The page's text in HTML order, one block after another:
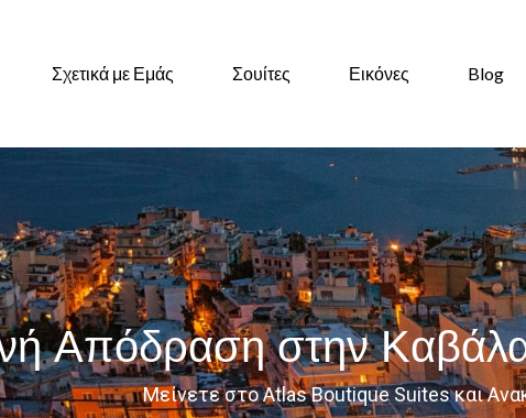
Σχετικά με Εμάς Σουίτες Εικόνες Blog
Απόδραση στην
Μείνετε στο Atlas Boutique Suites και